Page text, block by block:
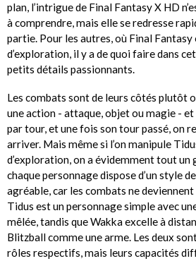
plan, l’intrigue de Final Fantasy X HD
à comprendre, mais elle se redresse
partie. Pour les autres, où Final
d’exploration, il y a de quoi faire dans
petits détails passionnants.
Les combats sont de leurs côtés plutôt
une action - attaque, objet ou magie -
par tour, et une fois son tour passé, on
arriver. Mais même si l’on manipule
d’exploration, on a évidemment tout un
chaque personnage dispose d’un style
agréable, car les combats ne
Tidus est un personnage simple avec
mêlée, tandis que Wakka excelle à
Blitzball comme une arme. Les deux
rôles respectifs, mais leurs capacités